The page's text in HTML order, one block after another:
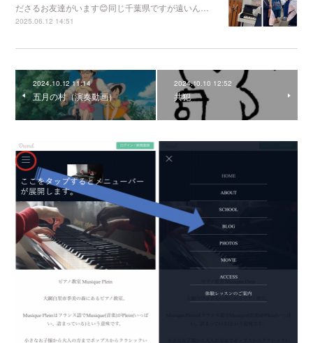
ださるお友達がいます😊同じ千葉県ですが遠いん…
2025.06.12 14:51
2024.10.12 11:14
五月の村（演奏動画）
2024.10.10 12:52
共犯